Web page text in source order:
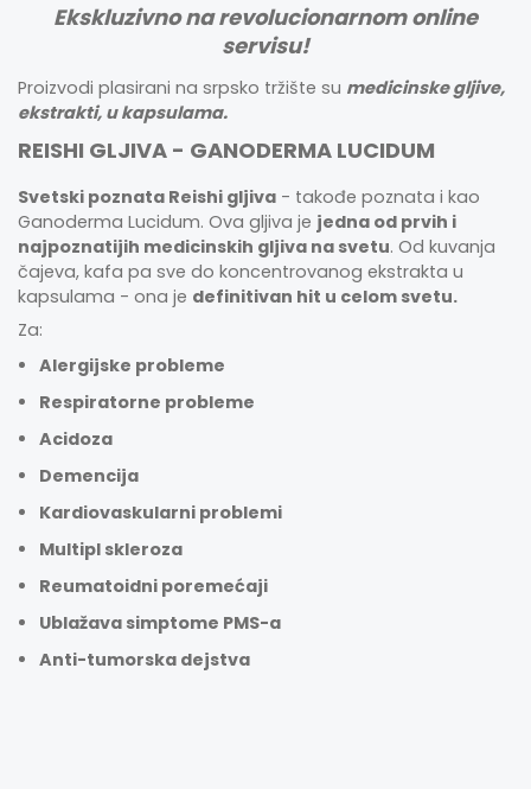
Ekskluzivno na revolucionarnom online
servisu!
Proizvodi plasirani na srpsko tržište su medicinske gljive,
ekstrakti, u kapsulama.
REISHI GLJIVA - GANODERMA LUCIDUM
Svetski poznata Reishi gljiva - takođe poznata i kao
Ganoderma Lucidum. Ova gljiva je jedna od prvih i
najpoznatijih medicinskih gljiva na svetu. Od kuvanja
čajeva, kafa pa sve do koncentrovanog ekstrakta u
kapsulama - ona je definitivan hit u celom svetu.
Za:
Alergijske probleme
Respiratorne probleme
Acidoza
Demencija
Kardiovaskularni problemi
Multipl skleroza
Reumatoidni poremećaji
Ublažava simptome PMS-a
Anti-tumorska dejstva